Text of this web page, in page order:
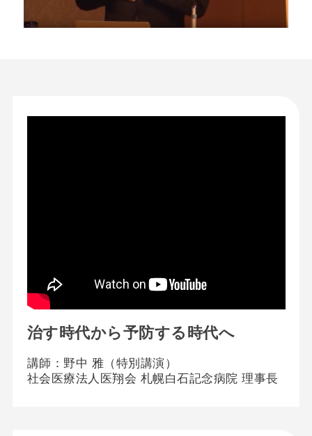
治す時代から予防する時代へ
講師：野中 雅（特別講演）
社会医療法人医翔会 札幌白石記念病院 理事長